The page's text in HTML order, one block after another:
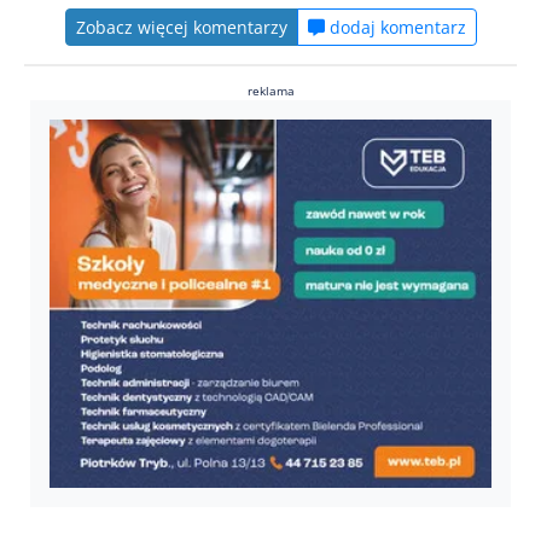
Zobacz więcej komentarzy dodaj komentarz
reklama